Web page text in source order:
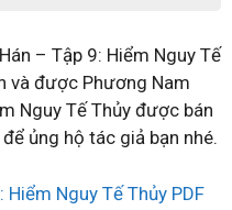
– Tập 9: Hiểm Nguy Tế
và được Phương Nam
Nguy Tế Thủy được bán
ủng hộ tác giả bạn nhé.
Hiểm Nguy Tế Thủy PDF